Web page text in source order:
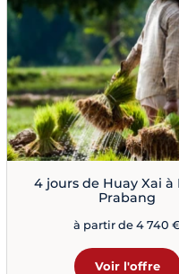
4 jours de Huay Xai à
Prabang
à partir de 4 740
Voir l'offre